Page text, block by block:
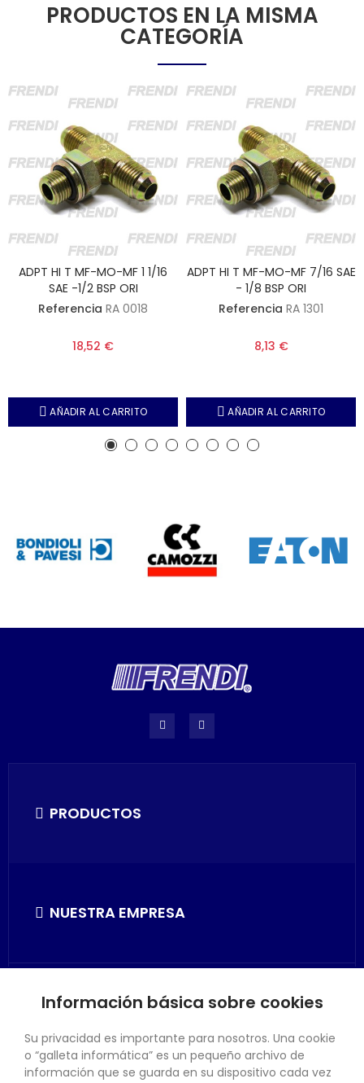
PRODUCTOS EN LA MISMA
CATEGORÍA
ADPT HI T MF-MO-MF 1 1/16
SAE -1/2 BSP ORI
Referencia RA 0018
18,52 €
AÑADIR AL CARRITO
ADPT HI T MF-MO-MF 7/16 SAE
- 1/8 BSP ORI
Referencia RA 1301
8,13 €
AÑADIR AL CARRITO
PRODUCTOS
NUESTRA EMPRESA
SU CUENTA
Información básica sobre cookies
Su privacidad es importante para nosotros. Una cookie
o “galleta informática” es un pequeño archivo de
información que se guarda en su dispositivo cada vez